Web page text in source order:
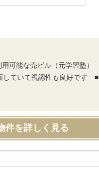
可能な売ビル（元学習塾
ていて視認性も良好です ■
件を詳しく見る